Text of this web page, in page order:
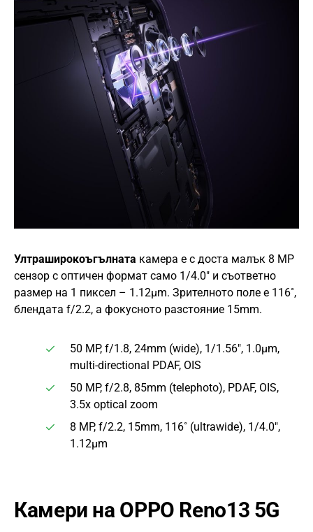
Ултраширокоъгълната камера е с доста малък 8 MP
сензор с оптичен формат само 1/4.0″ и съответно
размер на 1 пиксел – 1.12µm. Зрителното поле е 116˚,
блендата f/2.2, а фокусното разстояние 15mm.
50 MP, f/1.8, 24mm (wide), 1/1.56″, 1.0µm,
multi-directional PDAF, OIS
50 MP, f/2.8, 85mm (telephoto), PDAF, OIS,
3.5x optical zoom
8 MP, f/2.2, 15mm, 116˚ (ultrawide), 1/4.0″,
1.12µm
Камери на OPPO Reno13 5G